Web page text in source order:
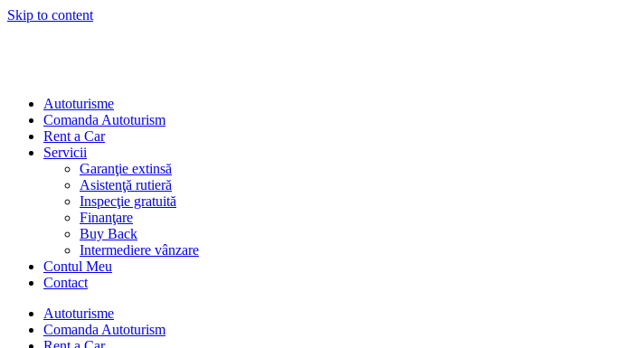
Skip to content
Autoturisme
Comanda Autoturism
Rent a Car
Servicii
Garanţie extinsă
Asistenţă rutieră
Inspecţie gratuită
Finanţare
Buy Back
Intermediere vânzare
Contul Meu
Contact
Autoturisme
Comanda Autoturism